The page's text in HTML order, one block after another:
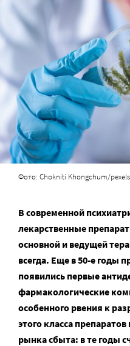
Фото: Chokniti Khongchum/
В современной
лекарственные
основной и ведущей
всегда. Еще в 50-е годы
появились первые
фармакологические
особенного рвения к
этого класса
рынка сбыта: в те годы